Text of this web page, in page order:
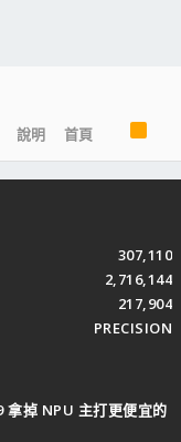
說明 首頁
S
307,110
2,716,144
217,904
PRECISION
掉 NPU 主打更便宜的